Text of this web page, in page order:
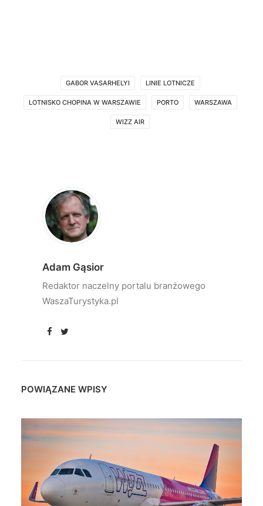
GABOR VASARHELYI LINIE LOTNICZE
LOTNISKO CHOPINA W WARSZAWIE PORTO WARSZAWA
WIZZ AIR
Adam Gąsior
Redaktor naczelny portalu branżowego
WaszaTurystyka.pl
POWIĄZANE WPISY